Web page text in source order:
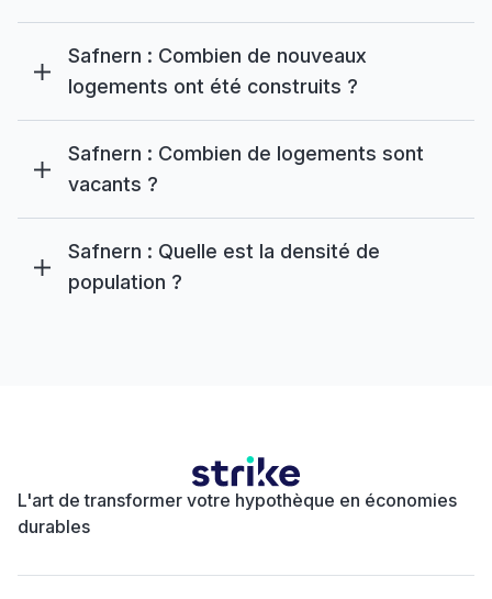
Safnern : Combien de nouveaux
logements ont été construits ?
Safnern : Combien de logements sont
vacants ?
Safnern : Quelle est la densité de
population ?
L'art de transformer votre hypothèque en économies
durables